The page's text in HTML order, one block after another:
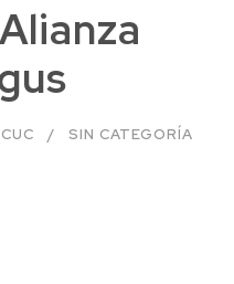
SIN CATEGORÍA